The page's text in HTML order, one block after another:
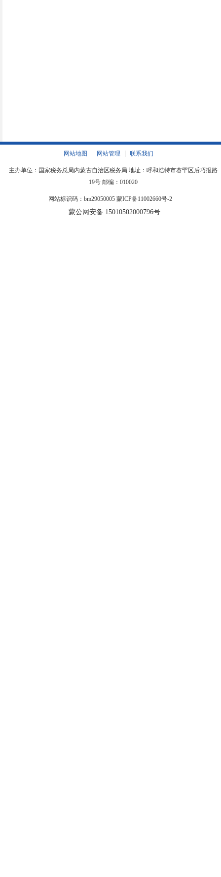
网站地图 网站管理 联系我们
主办单位：国家税务总局内蒙古自治区税务局 地址：呼和浩特市赛罕区后巧报路
19号 邮编：010020
网站标识码：bm29050005 蒙ICP备11002660号-2
蒙公网安备 15010502000796号